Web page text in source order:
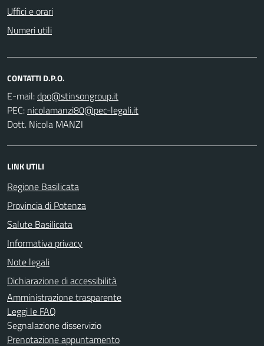
Uffici e orari
Numeri utili
CONTATTI D.P.O.
E-mail:
PEC:
Dott. Nicola MANZI
LINK UTILI
Regione Basilicata
Provincia di Potenza
Salute Basilicata
Informativa privacy
Note legali
Dichiarazione di accessibilità
Amministrazione trasparente
Leggi le FAQ
Segnalazione disservizio
Prenotazione appuntamento